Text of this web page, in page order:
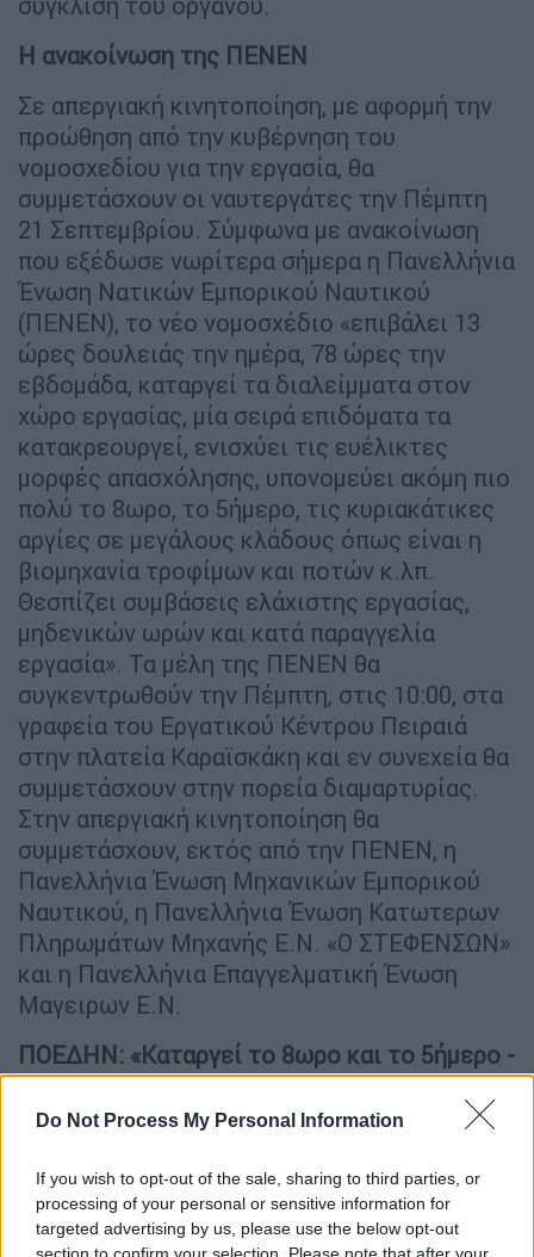
Do Not Process My Personal Information
If you wish to opt-out of the sale, sharing to third parties, or
processing of your personal or sensitive information for
targeted advertising by us, please use the below opt-out
Η ανακοίνωση της ΠΕΝΕΝ
Σε απεργιακή κινητοποίηση, με αφορμή την
προώθηση από την κυβέρνηση του
νομοσχεδίου για την εργασία, θα
συμμετάσχουν οι ναυτεργάτες την Πέμπτη
21 Σεπτεμβρίου. Σύμφωνα με ανακοίνωση
που εξέδωσε νωρίτερα σήμερα η Πανελλήνια
Ένωση Νατικών Εμπορικού Ναυτικού
(ΠΕΝΕΝ), το νέο νομοσχέδιο «επιβάλει 13
ώρες δουλειάς την ημέρα, 78 ώρες την
εβδομάδα, καταργεί τα διαλείμματα στον
χώρο εργασίας, μία σειρά επιδόματα τα
κατακρεουργεί, ενισχύει τις ευέλικτες
μορφές απασχόλησης, υπονομεύει ακόμη πιο
πολύ το 8ωρο, το 5ήμερο, τις κυριακάτικες
αργίες σε μεγάλους κλάδους όπως είναι η
βιομηχανία τροφίμων και ποτών κ.λπ.
Θεσπίζει συμβάσεις ελάχιστης εργασίας,
μηδενικών ωρών και κατά παραγγελία
εργασία». Τα μέλη της ΠΕΝΕΝ θα
συγκεντρωθούν την Πέμπτη, στις 10:00, στα
γραφεία του Εργατικού Κέντρου Πειραιά
στην πλατεία Καραϊσκάκη και εν συνεχεία θα
συμμετάσχουν στην πορεία διαμαρτυρίας.
Στην απεργιακή κινητοποίηση θα
συμμετάσχουν, εκτός από την ΠΕΝΕΝ, η
Πανελλήνια Ένωση Μηχανικών Εμπορικού
Ναυτικού, η Πανελλήνια Ένωση Κατωτερων
Πληρωμάτων Μηχανής Ε.Ν. «Ο ΣΤΕΦΕΝΣΩΝ»
και η Πανελλήνια Επαγγελματική Ένωση
Μαγειρων Ε.Ν.
ΠΟΕΔΗΝ: «Καταργεί το 8ωρο και το 5ήμερο -
Ποινικοποιεί τον συνδικαλισμό»
Η ΠΟΕΔΗΝ από την πλευρά της με απόφαση
του Γενικού Συμβουλίου προκηρύσσει 24ωρη
πανελλαδική απεργία, συμπληρώνοντας –
μεταξύ άλλων – στην ανακοίνωσή της: «Το